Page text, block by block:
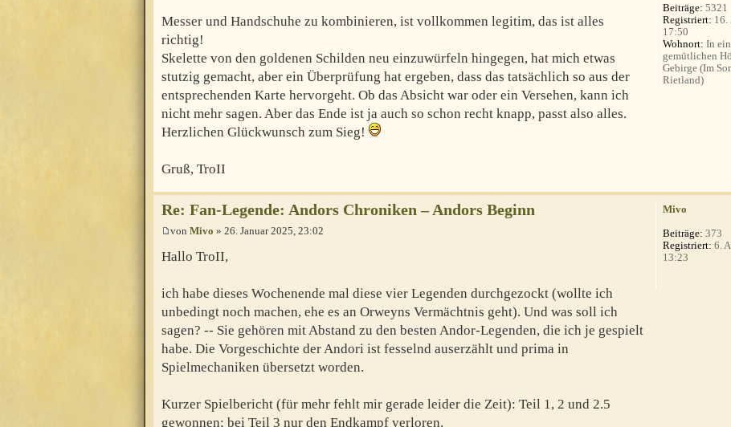
Messer und Handschuhe zu kombinieren, ist vollkommen legitim, das ist alles
richtig!
Skelette von den goldenen Schilden neu einzuwürfeln hingegen, hat mich etwas
stutzig gemacht, aber ein Überprüfung hat ergeben, dass das tatsächlich so aus der
entsprechenden Karte hervorgeht. Ob das Absicht war oder ein Versehen, kann ich
nicht mehr sagen. Aber das Ende ist ja auch so schon recht knapp, passt also alles.
Herzlichen Glückwunsch zum Sieg!
Gruß, TroII
Beiträge: 5321
Registriert: 16.
17:50
Wohnort: In
gemütlichen
Gebirge (Im
Rietland)
Re: Fan-Legende: Andors Chroniken – Andors Beginn
von Mivo » 26. Januar 2025, 23:02
Hallo TroII,
ich habe dieses Wochenende mal diese vier Legenden durchgezockt (wollte ich
unbedingt noch machen, ehe es an Orweyns Vermächtnis geht). Und was soll ich
sagen? -- Sie gehören mit Abstand zu den besten Andor-Legenden, die ich je gespielt
habe. Die Vorgeschichte der Andori ist fesselnd auserzählt und prima in
Spielmechaniken übersetzt worden.
Kurzer Spielbericht (für mehr fehlt mir gerade leider die Zeit): Teil 1, 2 und 2.5
gewonnen; bei Teil 3 nur den Endkampf verloren.
Mivo
Beiträge: 373
Registriert: 6.
13:23